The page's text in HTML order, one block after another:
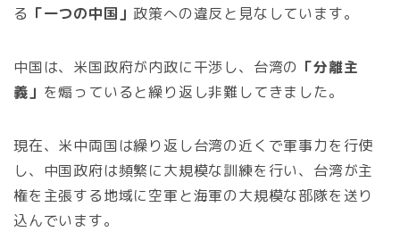
る 「一つの中国」政策への違反と見なしています。
中国は、米国政府が内政に干渉し、台湾の 「分離主
義」 を煽っていると繰り返し非難してきました。
現在、米中両国は繰り返し台湾の近くで軍事力を行使
し、中国政府は頻繁に大規模な訓練を行い、台湾が主
権を主張する地域に空軍と海軍の大規模な部隊を送り
込んでいます。